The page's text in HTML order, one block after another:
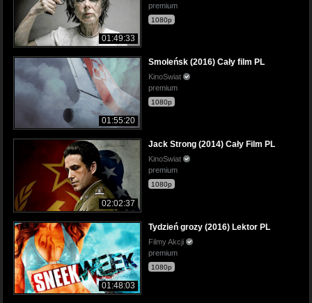
01:49:33
premium
1080p
01:55:20
Smoleńsk (2016) Cały film PL
KinoSwiat
premium
1080p
02:02:37
Jack Strong (2014) Cały Film PL
KinoSwiat
premium
1080p
01:48:03
Tydzień grozy (2016) Lektor PL
Filmy Akcji
premium
1080p